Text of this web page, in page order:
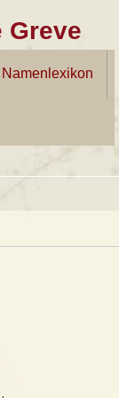
Greve
Namenlexikon